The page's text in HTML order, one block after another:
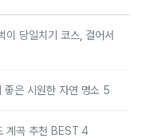
이 당일치기 코스, 걸어서
좋은 시원한 자연 명소 5
계곡 추천 BEST 4